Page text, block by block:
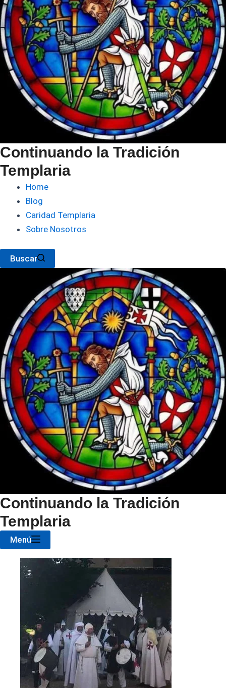
Continuando la Tradición
Templaria
Home
Blog
Caridad Templaria
Sobre Nosotros
Buscar
Continuando la Tradición
Templaria
Menú